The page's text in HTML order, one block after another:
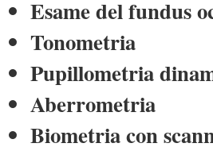
Esame del fundus
Tonometria
Pupillometria
Aberrometria
Biometria con